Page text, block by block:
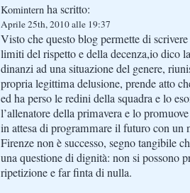
Komintern ha scritto:
Aprile 25th, 2010 alle 19:37
Visto che questo blog permette di
limiti del rispetto e della decenza,io dico
dinanzi ad una situazione del genere,
propria legittima delusione, prende atto
ed ha perso le redini della squadra e lo
l’allenatore della primavera e lo
in attesa di programmare il futuro con un
Firenze non è successo, segno tangibile
una questione di dignità: non si possono
ripetizione e far finta di nulla.